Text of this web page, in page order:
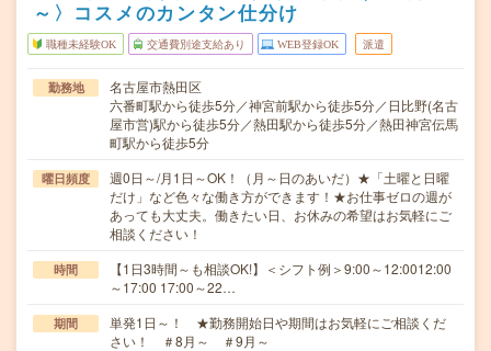
～〉コスメのカンタン仕分け
職種未経験OK 交通費別途支給あり WEB登録OK 派遣
勤務地
名古屋市熱田区
六番町駅から徒歩5分／神宮前駅から徒歩5分／日比野(名古
屋市営)駅から徒歩5分／熱田駅から徒歩5分／熱田神宮伝馬
町駅から徒歩5分
曜日頻度
週0日～/月1日～OK！（月～日のあいだ）★「土曜と日曜
だけ」など色々な働き方ができます！★お仕事ゼロの週が
あっても大丈夫。働きたい日、お休みの希望はお気軽にご
相談ください！
時間
【1日3時間～も相談OK!】＜シフト例＞9:00～12:0012:00
～17:00 17:00～22…
期間
単発1日～！ ★勤務開始日や期間はお気軽にご相談くだ
さい！ ＃8月～ ＃9月～